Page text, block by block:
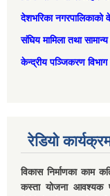
देशभरिका नगरपालिकाको
संघिय मामिला तथा
केन्द्रीय पञ्जिकरण विभाग
रेडियो
विकास निर्माणका काम
कस्ता योजना आवश्यक